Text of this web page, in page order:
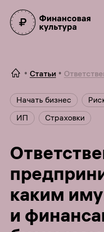
Статьи
Начать бизнес
ИП
Страховки
каким
и